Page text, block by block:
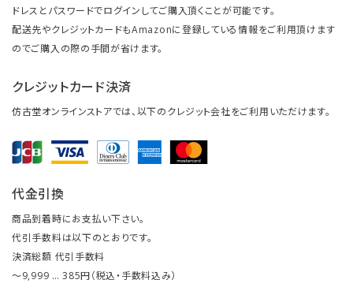
ドレスとパスワードでログインしてご購入頂くことが可能です。
配送先やクレジットカードもAmazonに登録している情報をご利用頂けます
のでご購入の際の手間が省けます。
クレジットカード決済
仿古堂オンラインストアでは、以下のクレジット会社をご利用いただけます。
代金引換
商品到着時にお支払い下さい。
代引手数料は以下のとおりです。
決済総額 代引手数料
～9,999 … 385円（税込・手数料込み）